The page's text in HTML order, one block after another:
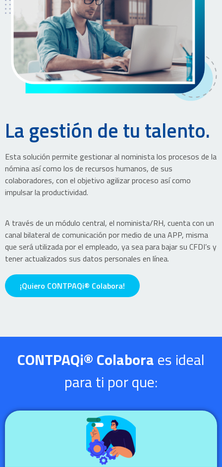
La gestión de tu talento.
Esta solución permite gestionar al nominista los procesos de la
nómina así como los de recursos humanos, de sus
colaboradores, con el objetivo agilizar proceso así como
impulsar la productividad.
A través de un módulo central, el nominista/RH, cuenta con un
canal bilateral de comunicación por medio de una APP, misma
que será utilizada por el empleado, ya sea para bajar su CFDI’s y
tener actualizados sus datos personales en línea.
¡Quiero CONTPAQi® Colabora!
CONTPAQi® Colaboraes ideal
para ti por que: